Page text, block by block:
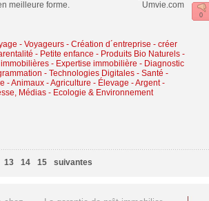
vivre en meilleure forme. Umvie.com
- Voyageurs- Création d´entreprise - créer
- Petite enfance - Produits Bio Naturels-
- Expertise immobilière - Diagnostic
- Technologies Digitales- Santé -
-Animaux - Agriculture - Élevage -Argent -
Médias- Ecologie & Environnement
0
13 14 15 suivantes